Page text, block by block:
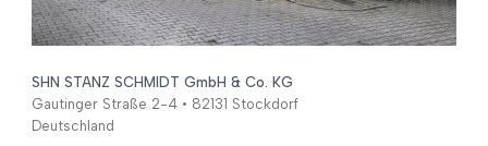
SHN STANZ SCHMIDT GmbH & Co. KG
Gautinger Straße 2-4 • 82131 Stockdorf
Deutschland